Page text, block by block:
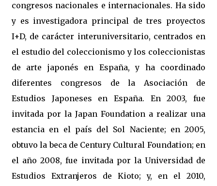
congresos nacionales e internacionales. Ha sido
y es investigadora principal de tres proyectos
I+D, de carácter interuniversitario, centrados en
el estudio del coleccionismo y los coleccionistas
de arte japonés en España, y ha coordinado
diferentes congresos de la Asociación de
Estudios Japoneses en España. En 2003, fue
invitada por la Japan Foundation a realizar una
estancia en el país del Sol Naciente; en 2005,
obtuvo la beca de Century Cultural Foundation; en
el año 2008, fue invitada por la Universidad de
Estudios Extranjeros de Kioto; y, en el 2010,